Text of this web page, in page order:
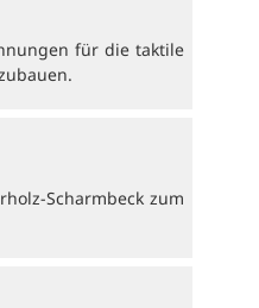
für die taktile
Scharmbeck zum